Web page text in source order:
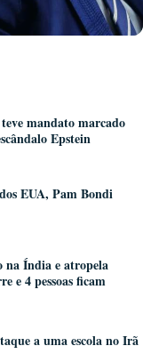
mandato marcado
Epstein
EUA, Pam Bondi
Índia e atropela
e 4 pessoas ficam
a uma escola no Irã